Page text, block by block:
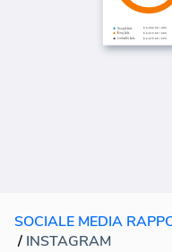
SOCIALE MEDIA
/ INSTAGRAM